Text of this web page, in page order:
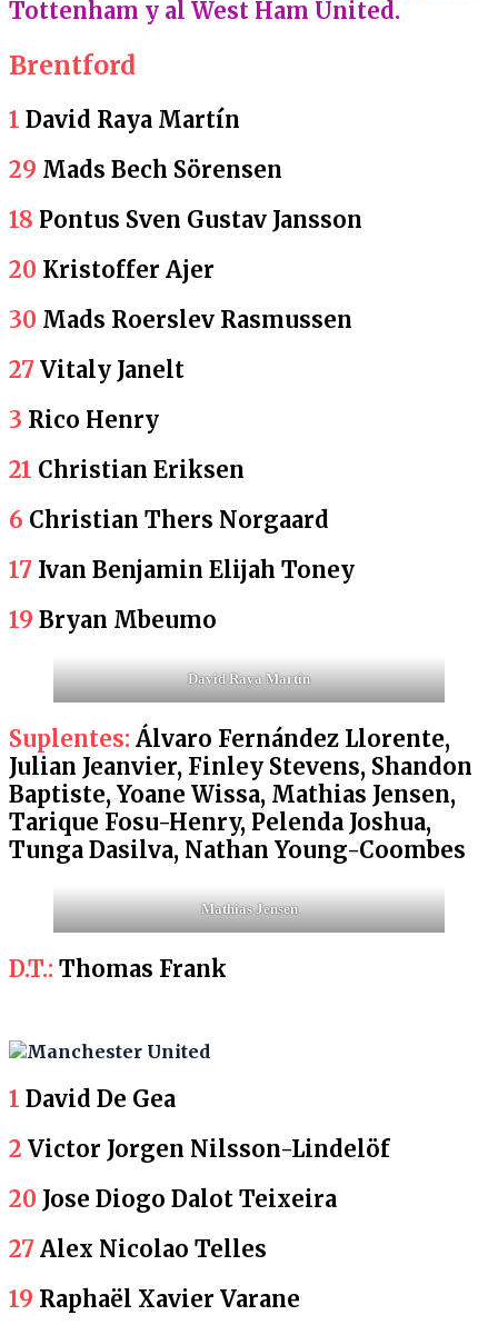
Tottenham y al West Ham United.
Brentford
1 David Raya Martín
29 Mads Bech Sörensen
18 Pontus Sven Gustav Jansson
20 Kristoffer Ajer
30 Mads Roerslev Rasmussen
27 Vitaly Janelt
3 Rico Henry
21 Christian Eriksen
6 Christian Thers Norgaard
17 Ivan Benjamin Elijah Toney
19 Bryan Mbeumo
David Raya Martín
Suplentes: Álvaro Fernández Llorente,
Julian Jeanvier, Finley Stevens, Shandon
Baptiste, Yoane Wissa, Mathias Jensen,
Tarique Fosu-Henry, Pelenda Joshua,
Tunga Dasilva, Nathan Young-Coombes
Mathias Jensen
D.T.: Thomas Frank
Manchester United
1 David De Gea
2 Victor Jorgen Nilsson-Lindelöf
20 Jose Diogo Dalot Teixeira
27 Alex Nicolao Telles
19 Raphaël Xavier Varane